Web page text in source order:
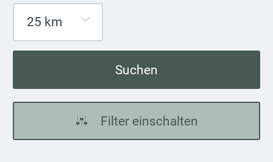
Suchen
Filter einschalten